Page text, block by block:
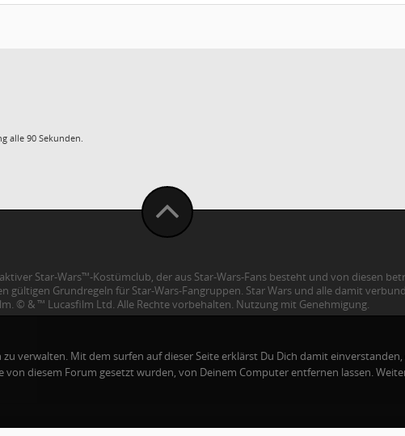
alle 90 Sekunden.
Star-Wars™-Kostümclub, der aus Star-Wars-Fans besteht und von diesen
Grundregeln für Star-Wars-Fangruppen. Star Wars und alle damit
© & ™ Lucasfilm Ltd. Alle Rechte vorbehalten. Nutzung mit Genehmigung.
39 55 ·Page-Gen-Time:0.167786s ·Speichernutzung:2 MB ·
verwalten. Mit dem surfen auf dieser Seite erklärst Du Dich damit
von diesem Forum gesetzt wurden, von Deinem Computer entfernen lassen.